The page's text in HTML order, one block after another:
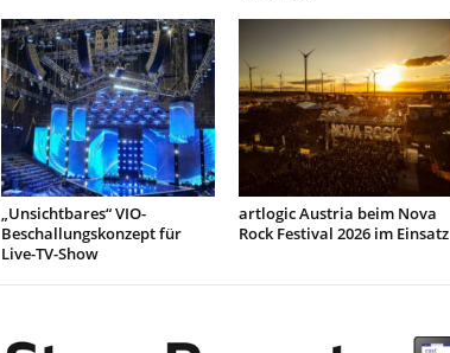
„Unsichtbares“ VIO-
Beschallungskonzept für
Live-TV-Show
artlogic Austria beim Nova
Rock Festival 2026 im Einsatz